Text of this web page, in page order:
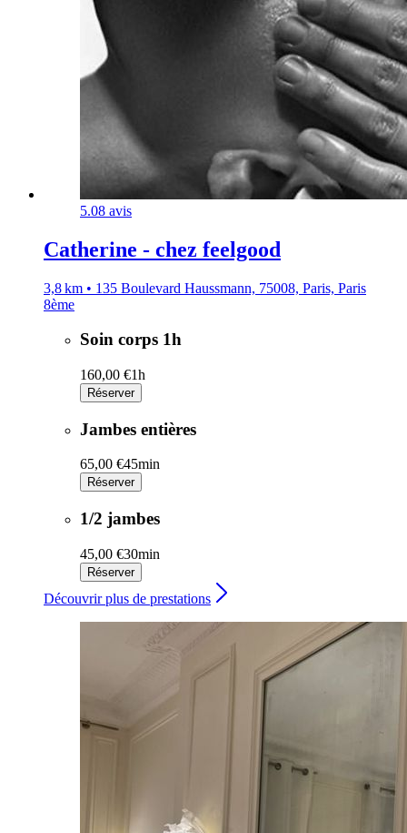
5.08 avis
Catherine - chez feelgood
3,8 km • 135 Boulevard Haussmann, 75008, Paris, Paris
8ème
Soin corps 1h
160,00 €1h
Réserver
Jambes entières
65,00 €45min
Réserver
1/2 jambes
45,00 €30min
Réserver
Découvrir plus de prestations